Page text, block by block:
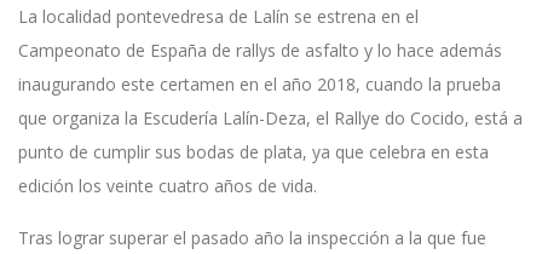
La localidad pontevedresa de Lalín se estrena en el
Campeonato de España de rallys de asfalto y lo hace además
inaugurando este certamen en el año 2018, cuando la prueba
que organiza la Escudería Lalín-Deza, el Rallye do Cocido, está a
punto de cumplir sus bodas de plata, ya que celebra en esta
edición los veinte cuatro años de vida.
Tras lograr superar el pasado año la inspección a la que fue